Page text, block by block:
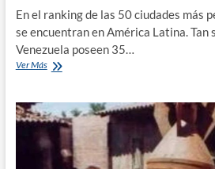
En el ranking de las 50 ciudades más
se encuentran en América Latina. Tan
Venezuela poseen 35…
Ver MásAmérica
más
violenta
del
planeta